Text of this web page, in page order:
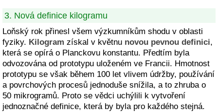
3. Nová definice kilogramu
Loňský rok přinesl všem výzkumníkům shodu v oblasti
fyziky. Kilogram získal v květnu novou pevnou definici,
která se opírá o Planckovu konstantu. Předtím byla
odvozována od prototypu uloženém ve Francii. Hmotnost
prototypu se však během 100 let vlivem údržby, používání
a povrchových procesů jednoduše snížila, a to zhruba o
50 mikrogramů. Proto se vědci uchýlili k vytvoření
jednoznačné definice, která by byla pro každého stejná.